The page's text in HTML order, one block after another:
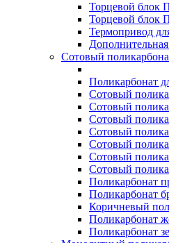
Торцевой блок
Торцевой блок
Термопривод
Сотовый
Поликарбонат
Сотовый
Сотовый
Сотовый
Сотовый
Сотовый
Сотовый
Сотовый
Поликарбонат
Поликарбонат
Коричневый
Поликарбонат
Поликарбонат